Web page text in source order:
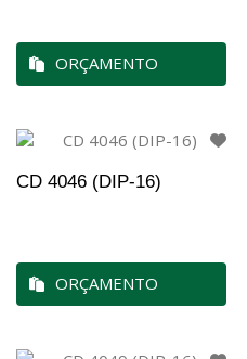
ORÇAMENTO
CD 4046 (DIP-16)
ORÇAMENTO